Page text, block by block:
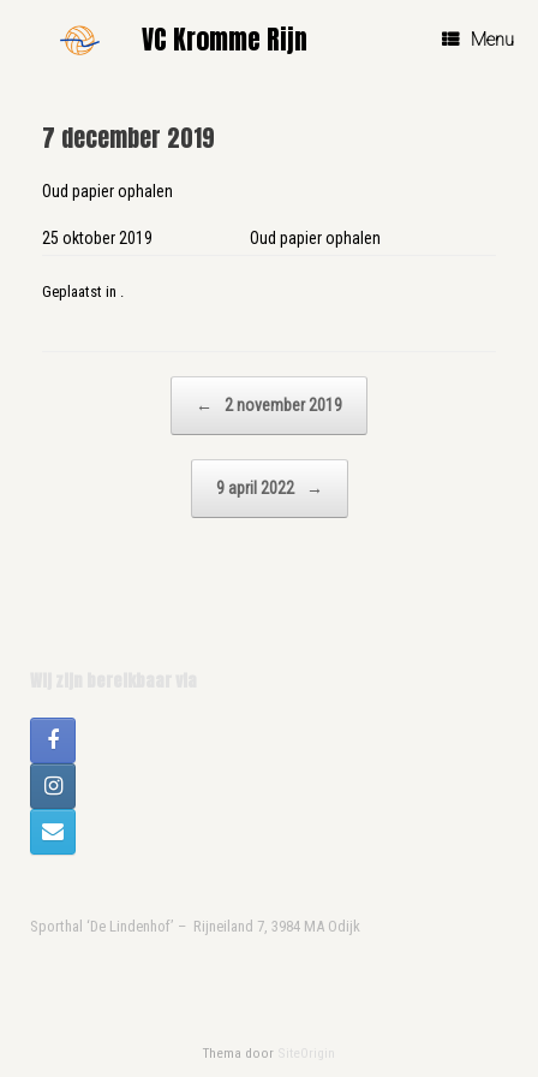
VC Kromme Rijn Menu
7 december 2019
Oud papier ophalen
25 oktober 2019 Oud papier ophalen
Geplaatst in .
← 2 november 2019
9 april 2022 →
Sporthal ‘De Lindenhof’ – Rijneiland 7, 3984 MA Odijk
Thema door SiteOrigin